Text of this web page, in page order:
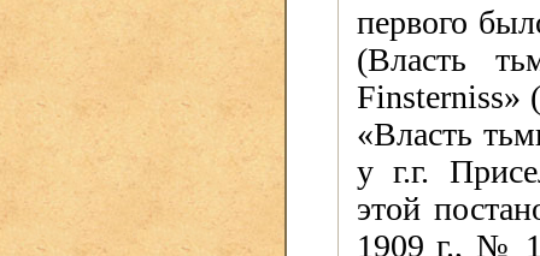
первого
(Власть
Finsterniss»
«Власть
у г.г.
этой
1909 г., №